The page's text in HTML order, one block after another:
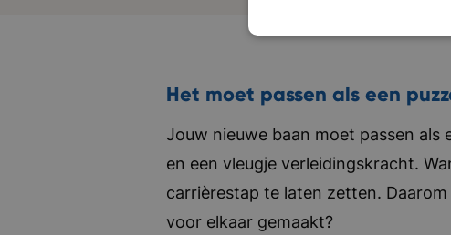
Het moet passen als een
Jouw nieuwe baan moet passen als
en een vleugje verleidingskracht.
carrièrestap te laten zetten.
voor elkaar gemaakt?